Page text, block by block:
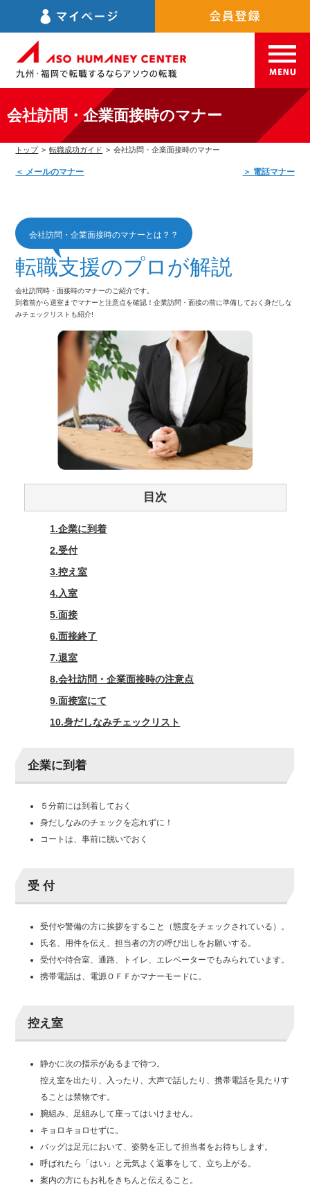
会社訪問・企業面接時のマナー
トップ > 転職成功ガイド > 会社訪問・企業面接時のマナー
＜ メールのマナー ＞ 電話マナー
会社訪問・企業面接時のマナーとは？？
転職支援のプロが解説
会社訪問時・面接時のマナーのご紹介です。
到着前から退室までマナーと注意点を確認！企業訪問・面接の前に準備しておく身だしな
みチェックリストも紹介!
目次
1.企業に到着
2.受付
3.控え室
4.入室
5.面接
6.面接終了
7.退室
8.会社訪問・企業面接時の注意点
9.面接室にて
10.身だしなみチェックリスト
企業に到着
５分前には到着しておく
身だしなみのチェックを忘れずに！
コートは、事前に脱いでおく
受 付
受付や警備の方に挨拶をすること（態度をチェックされている）。
氏名、用件を伝え、担当者の方の呼び出しをお願いする。
受付や待合室、通路、トイレ、エレベーターでもみられています。
携帯電話は、電源ＯＦＦかマナーモードに。
控え室
静かに次の指示があるまで待つ。
控え室を出たり、入ったり、大声で話したり、携帯電話を見たりす
ることは禁物です。
腕組み、足組みして座ってはいけません。
キョロキョロせずに。
バッグは足元において、姿勢を正して担当者をお待ちします。
呼ばれたら「はい」と元気よく返事をして、立ち上がる。
案内の方にもお礼をきちんと伝えること。